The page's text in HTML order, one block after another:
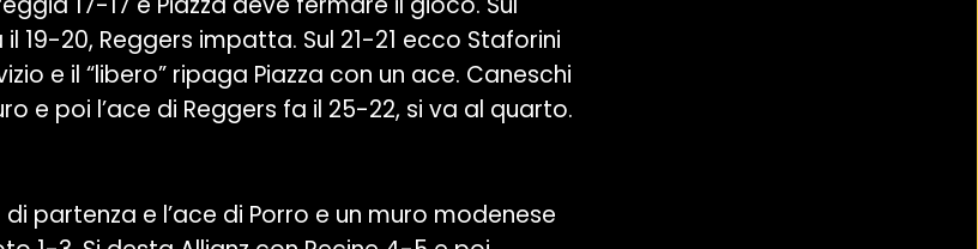
19-20, Reggers impatta. Sul 21-21 ecco Staforini
e il “libero” ripaga Piazza con un ace. Caneschi
e poi l’ace di Reggers fa il 25-22, si va al quarto.
partenza e l’ace di Porro e un muro modenese